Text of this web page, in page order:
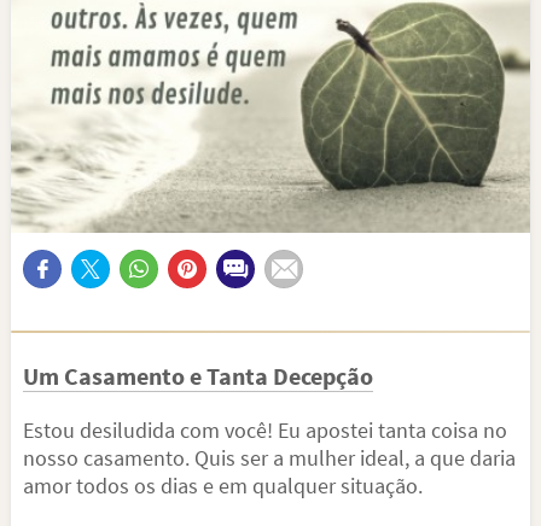
Um Casamento e Tanta Decepção
Estou desiludida com você! Eu apostei tanta coisa no
nosso casamento. Quis ser a mulher ideal, a que daria
amor todos os dias e em qualquer situação.